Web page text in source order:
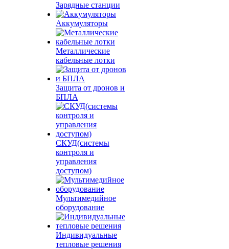
Зарядные станции
Аккумуляторы
Металлические
кабельные лотки
Защита от дронов и
БПЛА
СКУД(системы
контроля и
управления
доступом)
Мультимедийное
оборудование
Индивидуальные
тепловые решения